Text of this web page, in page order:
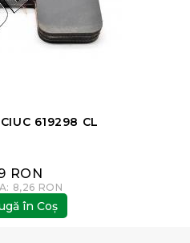
619298 CL
RON
8,26 RON
în Coş